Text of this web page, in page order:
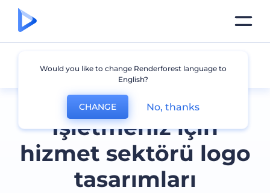
İşletmeniz için
hizmet sektörü logo
tasarımları
Hizmetler
Would you like to change Renderforest language to
English?
CHANGE No, thanks